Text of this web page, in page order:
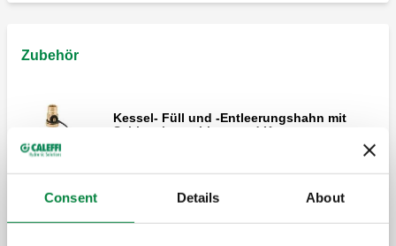
Consent Details About
Zubehör
Kessel- Füll und -Entleerungshahn mit
Schlauchanschluss und Kappe.